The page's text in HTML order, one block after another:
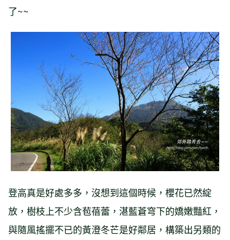
了~~
登高真是好處多多，沒想到這個時候，櫻花已然綻
放，樹枝上不少含苞蓓蕾，湛藍蒼穹下的嬌嫩豔紅，
與隨風搖擺不已的黃澄冬芒是好鄰居，構築出另類的